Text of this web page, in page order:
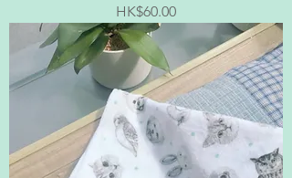
價格
HK$60.00